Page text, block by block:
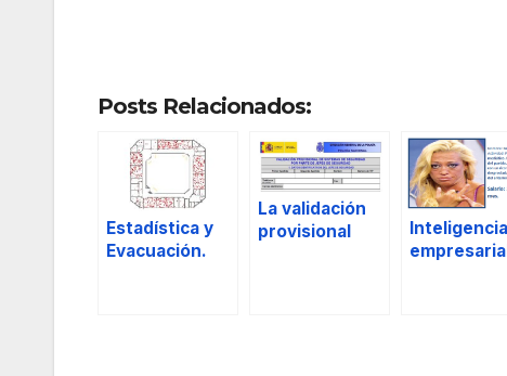
Posts Relacionados:
Estadística y
Evacuación.
La validación
provisional
Inteligencia